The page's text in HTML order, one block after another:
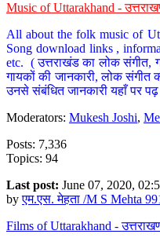
Music of Uttarakhand -
All about the folk music of
Song download links ,
etc. ( उत्तराखंड का लोक संगीत,
गायकों की जानकारी, लोक संगीत
उनसे संबंधित जानकारी यहाँ पर
Moderators: Mukesh Joshi,
Posts: 7,336
Topics: 94
Last post: June 07, 2020,
byएम.एस. मेहता /M S Mehta
Films of Uttarakhand -